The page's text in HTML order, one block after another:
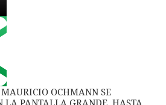
OCHMANN SE